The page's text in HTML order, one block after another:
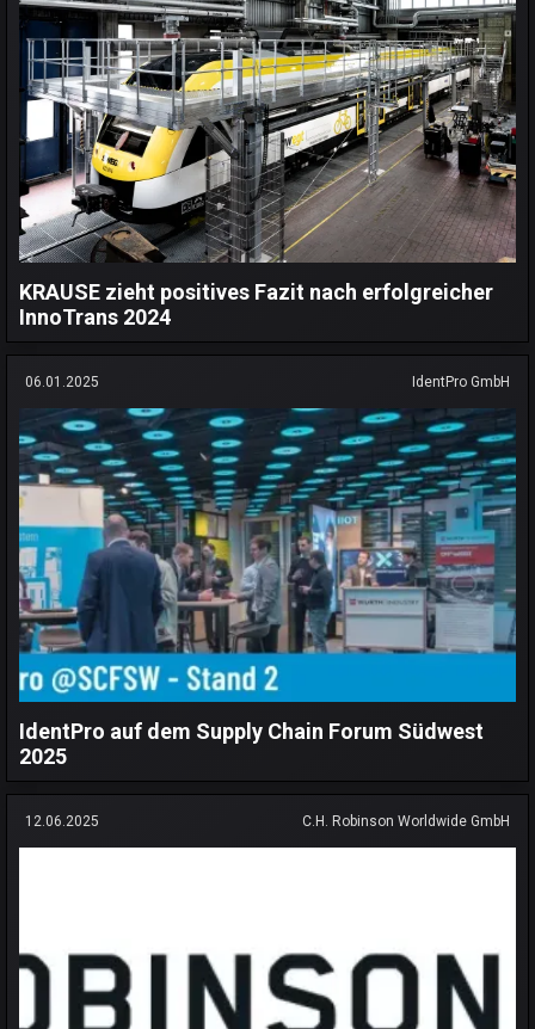
KRAUSE zieht positives Fazit nach erfolgreicher
InnoTrans 2024
06.01.2025 IdentPro GmbH
IdentPro auf dem Supply Chain Forum Südwest
2025
12.06.2025 C.H. Robinson Worldwide GmbH